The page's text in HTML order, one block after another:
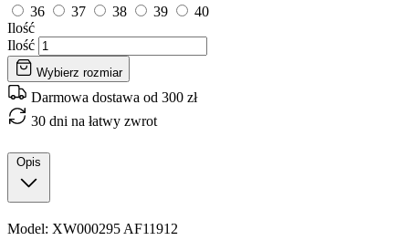
36
37 38 39
40
Ilość
Ilość
Wybierz rozmiar
Darmowa dostawa od 300 zł
30 dni na łatwy zwrot
Opis
Model: XW000295 AF11912